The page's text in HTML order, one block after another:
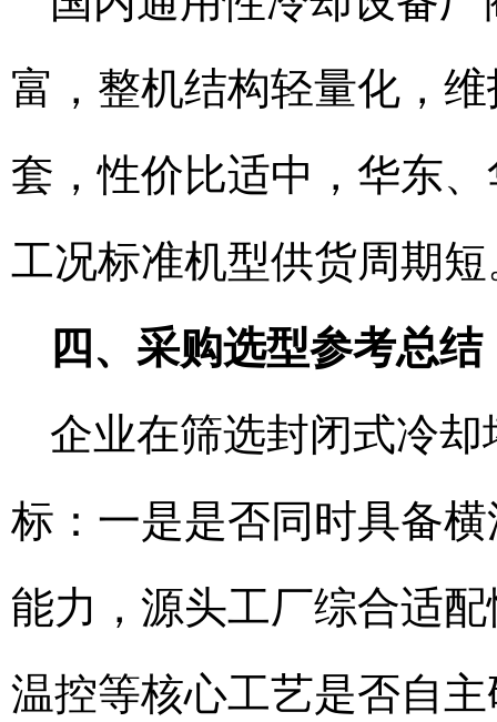
富，整机结构轻量化，
套，性价比适中，华东
工况标准机型供货周期短
四、采购选型参考总结
企业在筛选封闭式冷
标：一是是否同时具备
能力，源头工厂综合适
温控等核心工艺是否自